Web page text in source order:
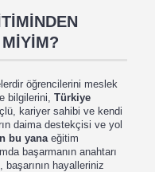
öğrencilerini meslek
bilgilerini, Türkiye
kariyer sahibi ve kendi
daima destekçisi ve yol
bu yanaeğitim
başarmanın anahtarı
hayalleriniz